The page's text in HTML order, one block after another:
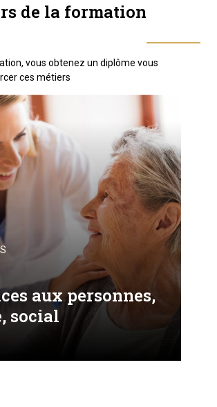
de la formation
vous obtenez un diplôme vous
ces métiers
aux personnes,
social